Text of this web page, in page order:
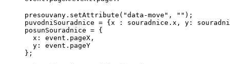
presouvany.setAttribute("data-move", "");
puvodniSouradnice = {x : souradnice.x, y:
posunSouradnice = {
  x: event.pageX,
  y: event.pageY
};